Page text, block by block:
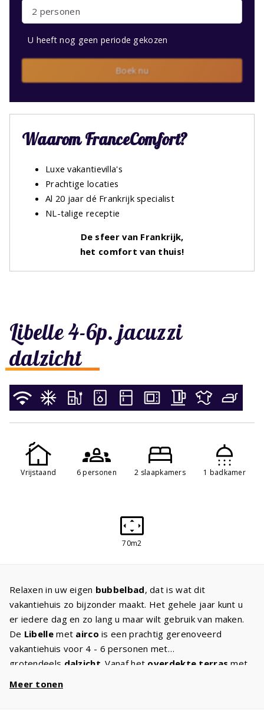
Libelle 4-6p. jacuzzi
dalzicht
Vrijstaand 6 personen 2 slaapkamers 1 badkamer
70m2
Relaxen in uw eigen bubbelbad, dat is wat dit
vakantiehuis zo bijzonder maakt. Het gehele jaar kunt u
er iedere dag en zo lang u maar wilt gebruik van maken.
De Libellemet airco is een prachtig gerenoveerd
vakantiehuis voor 4 - 6 personen met
grotendeels dalzicht . Vanaf het overdekte terras met
Meer tonen
2 personen
U heeft nog geen periode gekozen
Boek nu
Waarom FranceComfort?
Luxe vakantievilla's
Prachtige locaties
Al 20 jaar dé Frankrijk specialist
NL-talige receptie
De sfeer van Frankrijk,
het comfort van thuis!